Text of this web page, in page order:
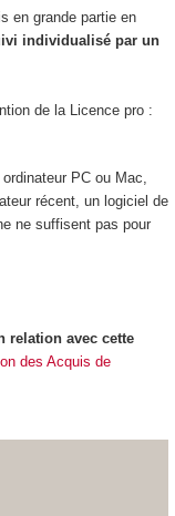
en grande partie en
individualisé par un
de la Licence pro :
ordinateur PC ou Mac,
récent, un logiciel de
ne suffisent pas pour
relation avec cette
des Acquis de